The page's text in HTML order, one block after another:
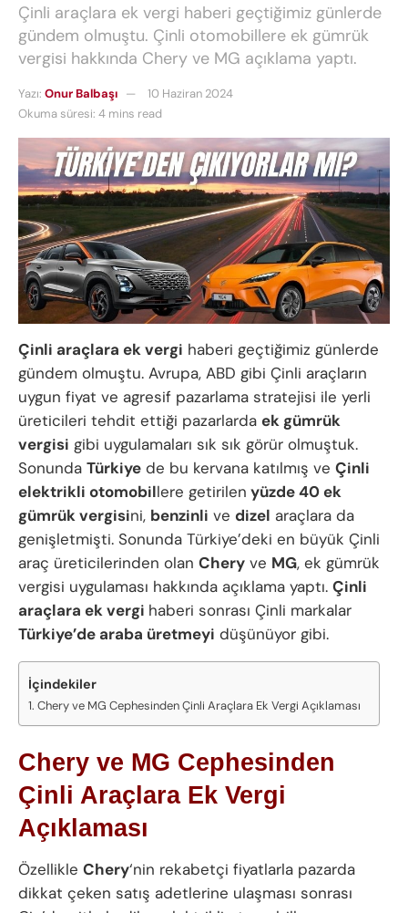
Çinli araçlara ek vergi haberi geçtiğimiz günlerde
gündem olmuştu. Çinli otomobillere ek gümrük
vergisi hakkında Chery ve MG açıklama yaptı.
Yazı: Onur Balbaşı
10 Haziran 2024
Okuma süresi: 4 mins read
Çinli araçlara ek vergi haberi geçtiğimiz günlerde
gündem olmuştu. Avrupa, ABD gibi Çinli araçların
uygun fiyat ve agresif pazarlama stratejisi ile yerli
üreticileri tehdit ettiği pazarlarda ek gümrük
vergisi gibi uygulamaları sık sık görür olmuştuk.
Sonunda Türkiye de bu kervana katılmış ve Çinli
elektrikli otomobillere getirilen yüzde 40 ek
gümrük vergisini, benzinli ve dizel araçlara da
genişletmişti. Sonunda Türkiye’deki en büyük Çinli
araç üreticilerinden olan Chery ve MG, ek gümrük
vergisi uygulaması hakkında açıklama yaptı. Çinli
araçlara ek vergi haberi sonrası Çinli markalar
Türkiye’de araba üretmeyi düşünüyor gibi.
İçindekiler
Chery ve MG Cephesinden Çinli Araçlara Ek Vergi Açıklaması
Chery ve MG Cephesinden
Çinli Araçlara Ek Vergi
Açıklaması
Özellikle Chery‘nin rekabetçi fiyatlarla pazarda
dikkat çeken satış adetlerine ulaşması sonrası